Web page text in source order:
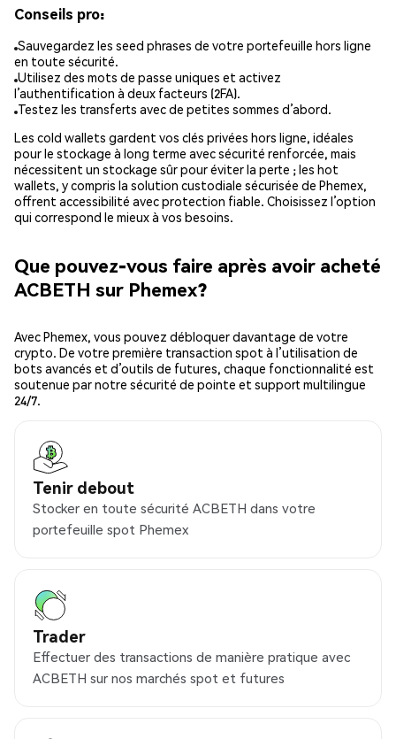
Conseils pro:
Sauvegardez les seed phrases de votre portefeuille hors ligne
en toute sécurité.
Utilisez des mots de passe uniques et activez
l’authentification à deux facteurs (2FA).
Testez les transferts avec de petites sommes d’abord.
Les cold wallets gardent vos clés privées hors ligne, idéales
pour le stockage à long terme avec sécurité renforcée, mais
nécessitent un stockage sûr pour éviter la perte ; les hot
wallets, y compris la solution custodiale sécurisée de Phemex,
offrent accessibilité avec protection fiable. Choisissez l’option
qui correspond le mieux à vos besoins.
Que pouvez-vous faire après avoir acheté
ACBETH sur Phemex?
Avec Phemex, vous pouvez débloquer davantage de votre
crypto. De votre première transaction spot à l’utilisation de
bots avancés et d’outils de futures, chaque fonctionnalité est
soutenue par notre sécurité de pointe et support multilingue
24/7.
Tenir debout
Stocker en toute sécurité ACBETH dans votre
portefeuille spot Phemex
Trader
Effectuer des transactions de manière pratique avec
ACBETH sur nos marchés spot et futures